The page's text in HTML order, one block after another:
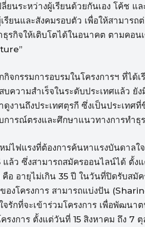
ยนระหว่างผู้เรียนด้วยกันเอง โค้ช แ
รียนและสังคมรอบตัว เพื่อให้สามารถ
รกิจให้เติบโตได้ในอนาคต ตามคอ
จกรรมการอบรมในโครงการฯ ที่ได้
ความสำเร็จในระดับประเทศแล้ว ยั
งานถึงประเทศตุรกี ซึ่งเป็นประเทศ
การณ์ตรงและศึกษาแนวทางการทำ
ม่ไฟแรงที่ต้องการค้นหาแรงบันดาลใ
แล้ว ซึ่งสามารถสมัครออนไลน์ได้ ตั้
อายุไม่เกิน 35 ปี ในวันที่ปิดรับสมั
งโครงการ สามารถแบ่งปัน
กที่จะเข้าร่วมโครงการ เพื่อพัฒนาต
ครงการ ตั้งแต่วันที่ 15 สิงหาคม ถึง 7